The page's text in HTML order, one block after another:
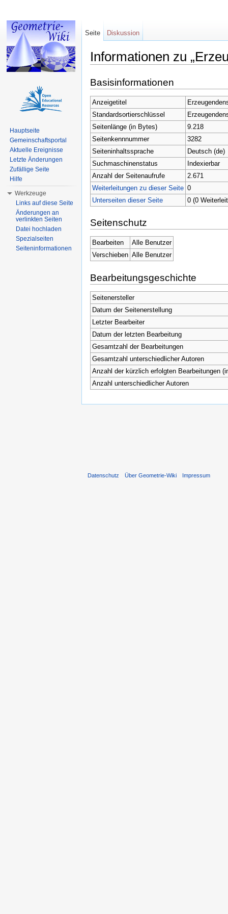
Informationen zu
Basisinformationen
Anzeigetitel
Standardsortierschlüssel
Seitenlänge (in Bytes)
9.218
Seitenkennnummer
3282
Seiteninhaltssprache
Deutsch (de)
Suchmaschinenstatus
Indexierbar
Anzahl der Seitenaufrufe
2.671
Weiterleitungen zu dieser Seite 0
Unterseiten dieser Seite
0 (0
Seitenschutz
Bearbeiten
Alle Benutzer
Verschieben Alle Benutzer
Bearbeitungsgeschichte
Seitenersteller
Datum der Seitenerstellung
Letzter Bearbeiter
Datum der letzten Bearbeitung
Gesamtzahl der Bearbeitungen
Gesamtzahl unterschiedlicher Autoren
Anzahl der kürzlich erfolgten Bearbeitungen
Anzahl unterschiedlicher Autoren
Seite Diskussion
Hauptseite
Gemeinschaftsportal
Aktuelle Ereignisse
Letzte Änderungen
Zufällige Seite
Hilfe
Werkzeuge
Links auf diese Seite
Änderungen an
verlinkten Seiten
Datei hochladen
Spezialseiten
Seiteninformationen
Datenschutz Über Geometrie-Wiki Impressum